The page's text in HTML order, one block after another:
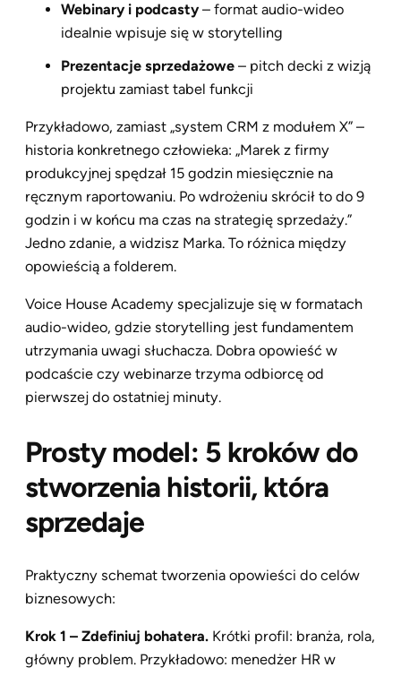
Webinary i podcasty – format audio-wideo
idealnie wpisuje się w storytelling
Prezentacje sprzedażowe – pitch decki z wizją
projektu zamiast tabel funkcji
Przykładowo, zamiast „system CRM z modułem X” –
historia konkretnego człowieka: „Marek z firmy
produkcyjnej spędzał 15 godzin miesięcznie na
ręcznym raportowaniu. Po wdrożeniu skrócił to do 9
godzin i w końcu ma czas na strategię sprzedaży.”
Jedno zdanie, a widzisz Marka. To różnica między
opowieścią a folderem.
Voice House Academy specjalizuje się w formatach
audio-wideo, gdzie storytelling jest fundamentem
utrzymania uwagi słuchacza. Dobra opowieść w
podcaście czy webinarze trzyma odbiorcę od
pierwszej do ostatniej minuty.
Prosty model: 5 kroków do
stworzenia historii, która
sprzedaje
Praktyczny schemat tworzenia opowieści do celów
biznesowych:
Krok 1 – Zdefiniuj bohatera. Krótki profil: branża, rola,
główny problem. Przykładowo: menedżer HR w